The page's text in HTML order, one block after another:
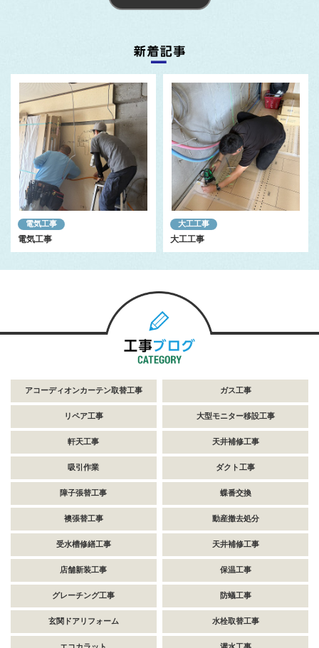
電気工事
電気工事
大工工事
大工工事
アコーディオンカーテン取替工事 ガス工事
リペア工事 大型モニター移設工事
軒天工事 天井補修工事
吸引作業 ダクト工事
障子張替工事 蝶番交換
襖張替工事 動産撤去処分
受水槽修繕工事 天井補修工事
店舗新装工事 保温工事
グレーチング工事 防蟻工事
玄関ドアリフォーム 水栓取替工事